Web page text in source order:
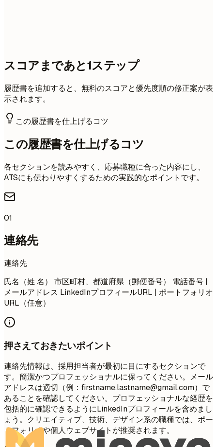
スコアまであと1ステップ
履歴書を追加すると、無料のスコアと優先度順の修正案が表
示されます。
この履歴書を仕上げるコツ
この履歴書を仕上げるコツ
各セクションを読みやすく、応募職種に合った内容にし、
ATSにも伝わりやすくするための実践的なポイントです。
01
連絡先
連絡先
氏名（姓 名） 市区町村、都道府県（郵便番号） 電話番号 |
メールアドレス LinkedInプロフィールURL | ポートフォリオ
URL（任意）
押さえておきたいポイント
連絡先情報は、採用担当者が最初に目にするセクションで
す。簡潔かつプロフェッショナルに保ってください。メール
アドレスは適切（例： firstname.lastname@gmail.com）で
あることを確認してください。プロフェッショナルな経歴を
包括的に確認できるようにLinkedInプロフィールを含めまし
ょう。クリエイティブ、技術、デザイン系の職種では、ポー
トフォリオや個人ウェブサイトが推奨されます。